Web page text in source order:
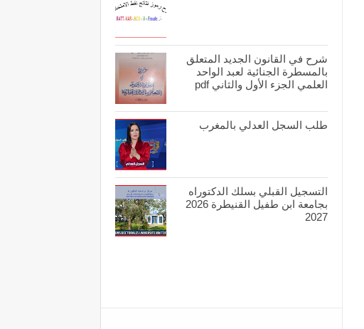
شرح في القانون الجديد المتعلق
بالمسطرة الجنائية لعبد الواحد
العلمي الجزء الأول والثاني pdf
طلب السجل العدلي بالمغرب
التسجيل القبلي بسلك الدكتوراه
بجامعة ابن طفيل القنيطرة 2026
2027